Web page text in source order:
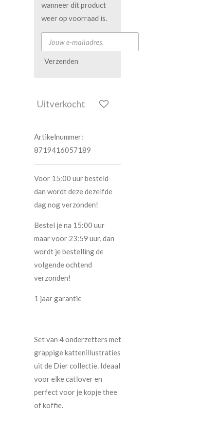
wanneer dit product
weer op voorraad is.
Verzenden
Uitverkocht
Artikelnummer:
8719416057189
Voor 15:00 uur besteld
dan wordt deze dezelfde
dag nog verzonden!
Bestel je na 15:00 uur
maar voor 23:59 uur, dan
wordt je bestelling de
volgende ochtend
verzonden!
1 jaar garantie
Set van 4 onderzetters met
grappige kattenillustraties
uit de Dier collectie. Ideaal
voor elke catlover en
perfect voor je kopje thee
of koffie.